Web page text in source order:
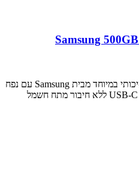
כונן מהיר SSD חיצוני 2.5 אינטש איכותי במיוחד מבית Samsung עם נפח
אחסון של 500GB וחיבור מהיר של USB-C ללא חיבור מתח חשמל